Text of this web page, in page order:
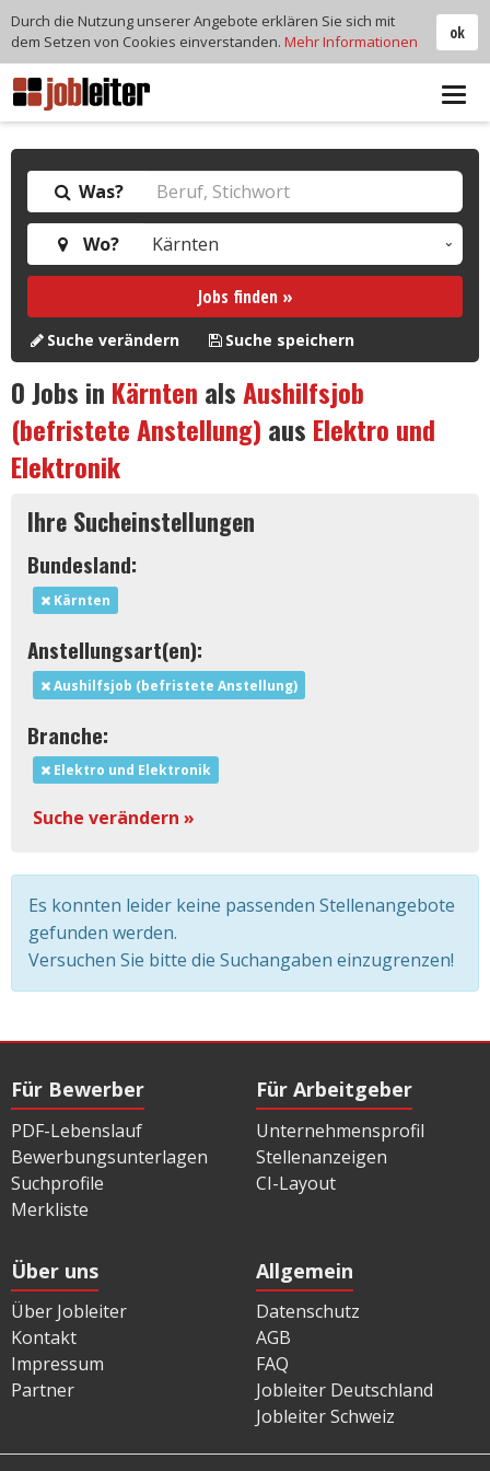
Was?
Wo?
Jobs finden »
Suche verändern Suche speichern
0Jobs in Kärnten alsAushilfsjob
(befristete Anstellung) aus Elektro und
Elektronik
Ihre Sucheinstellungen
Bundesland:
Kärnten
Anstellungsart(en):
Aushilfsjob (befristete Anstellung)
Branche:
Elektro und Elektronik
Suche verändern »
Es konnten leider keine passenden Stellenangebote
gefunden werden.
Versuchen Sie bitte die Suchangaben einzugrenzen!
Für Bewerber
PDF-Lebenslauf
Bewerbungsunterlagen
Suchprofile
Merkliste
Für Arbeitgeber
Unternehmensprofil
Stellenanzeigen
CI-Layout
Über uns
Über Jobleiter
Kontakt
Impressum
Partner
Allgemein
Datenschutz
AGB
FAQ
Jobleiter Deutschland
Jobleiter Schweiz
ok
Durch die Nutzung unserer Angebote erklären Sie sich mit
dem Setzen von Cookies einverstanden. Mehr Informationen